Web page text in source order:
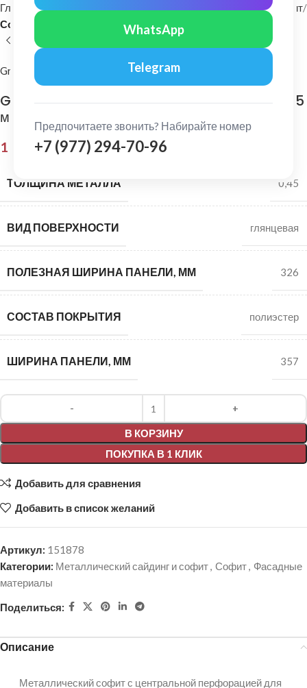
WhatsApp
Telegram
Предпочитаете звонить? Набирайте номер
+7 (977) 294-70-96
Главная Фасадные материалы Металлический сайдинг и софит
Софит
Grand Line
Grand Line: Софит центр. перфорация Pe 0,45
мм Ral 3003
1 034,00 ₽
ТОЛЩИНА МЕТАЛЛА 0,45
ВИД ПОВЕРХНОСТИ глянцевая
ПОЛЕЗНАЯ ШИРИНА ПАНЕЛИ, ММ 326
СОСТАВ ПОКРЫТИЯ полиэстер
ШИРИНА ПАНЕЛИ, ММ 357
В КОРЗИНУ
ПОКУПКА В 1 КЛИК
Alternative:
Добавить для сравнения
Добавить в список желаний
Артикул: 151878
Категории: Металлический сайдинг и софит, Софит, Фасадные
материалы
Поделиться:
Описание
Металлический софит с центральной перфорацией для